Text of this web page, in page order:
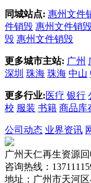
同城站点: 惠州文件
件销毁 惠州文件销
毁 惠州文件销毁
更多城市主站: 广州
深圳 珠海 珠海 中山
更多行业: 医疗 银行
校 服装 书籍 商品库
公司动态 业界资讯
广州天仁再生资源回
咨询热线：
地址：广州市天河